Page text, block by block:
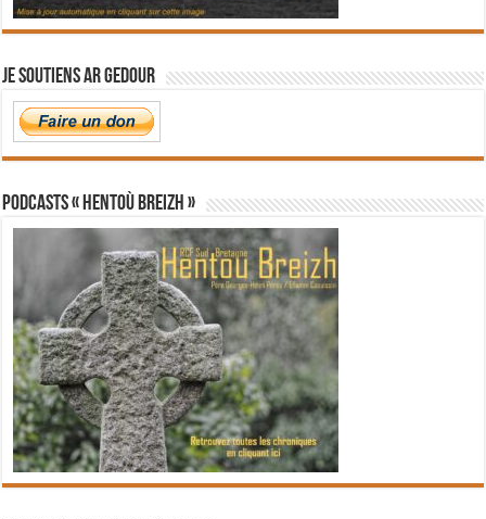
Je soutiens Ar Gedour
PODCASTS « Hentoù Breizh »